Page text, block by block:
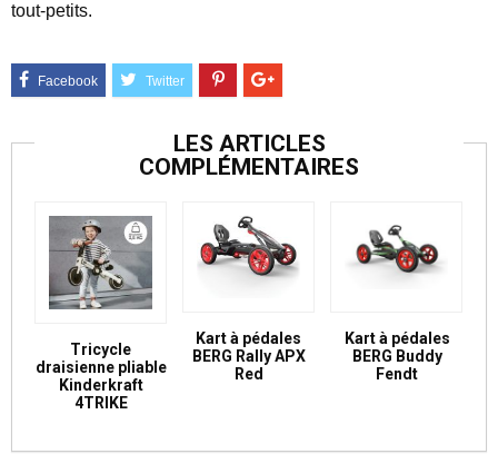
tout-petits.
LES ARTICLES
COMPLÉMENTAIRES
Tricycle
draisienne pliable
Kinderkraft
4TRIKE
Kart à pédales
BERG Rally APX
Red
Kart à pédales
BERG Buddy
Fendt